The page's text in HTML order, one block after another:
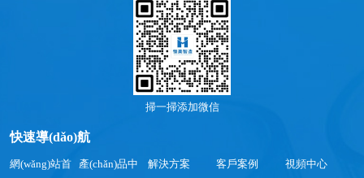
掃一掃添加微信
快速導(dǎo)航
網(wǎng)站首 產(chǎn)品中 解決方案 客戶案例 視頻中心